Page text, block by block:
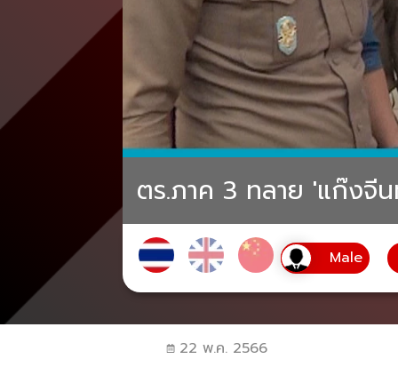
ตร.ภาค 3 ทลาย 'แก๊งจีน
22 พ.ค. 2566